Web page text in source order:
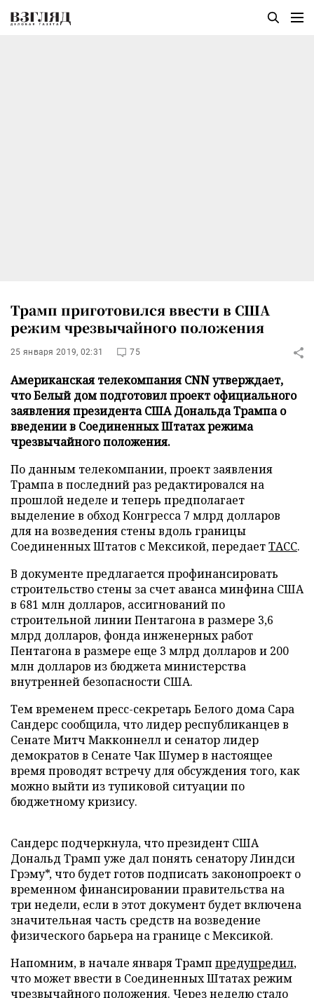
Трамп приготовился ввести в США
режим чрезвычайного положения
25 января 2019, 02:31 75
Американская телекомпания CNN утверждает,
что Белый дом подготовил проект официального
заявления президента США Дональда Трампа о
введении в Соединенных Штатах режима
чрезвычайного положения.
По данным телекомпании, проект заявления
Трампа в последний раз редактировался на
прошлой неделе и теперь предполагает
выделение в обход Конгресса 7 млрд долларов
для на возведения стены вдоль границы
Соединенных Штатов с Мексикой, передаетТАСС.
В документе предлагается профинансировать
строительство стены за счет аванса минфина США
в 681 млн долларов, ассигнований по
строительной линии Пентагона в размере 3,6
млрд долларов, фонда инженерных работ
Пентагона в размере еще 3 млрд долларов и 200
млн долларов из бюджета министерства
внутренней безопасности США.
Тем временем пресс-секретарь Белого дома Сара
Сандерс сообщила, что лидер республиканцев в
Сенате Митч Макконнелл и сенатор лидер
демократов в Сенате Чак Шумер в настоящее
время проводят встречу для обсуждения того, как
можно выйти из тупиковой ситуации по
бюджетному кризису.
Сандерс подчеркнула, что президент США
Дональд Трамп уже дал понять сенатору Линдси
Грэму*, что будет готов подписать законопроект о
временном финансировании правительства на
три недели, если в этот документ будет включена
значительная часть средств на возведение
физического барьера на границе с Мексикой.
Напомним, в начале января Трамп предупредил,
что может ввести в Соединенных Штатах режим
чрезвычайного положения. Через неделю стало